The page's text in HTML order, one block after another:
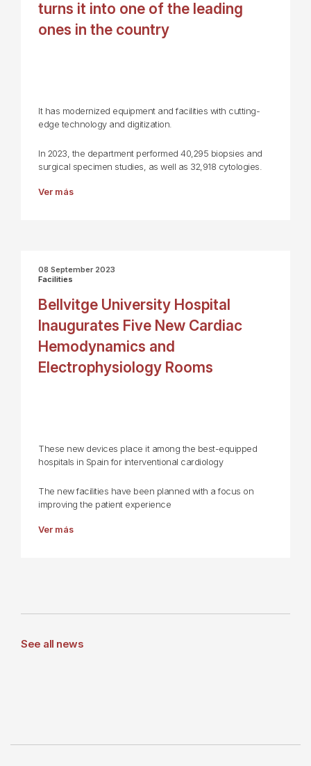
turns it into one of the leading
ones in the country
It has modernized equipment and facilities with cutting-
edge technology and digitization.
In 2023, the department performed 40,295 biopsies and
surgical specimen studies, as well as 32,918 cytologies.
Ver más
08 September 2023
Facilities
Bellvitge University Hospital
Inaugurates Five New Cardiac
Hemodynamics and
Electrophysiology Rooms
These new devices place it among the best-equipped
hospitals in Spain for interventional cardiology
The new facilities have been planned with a focus on
improving the patient experience
Ver más
See all news